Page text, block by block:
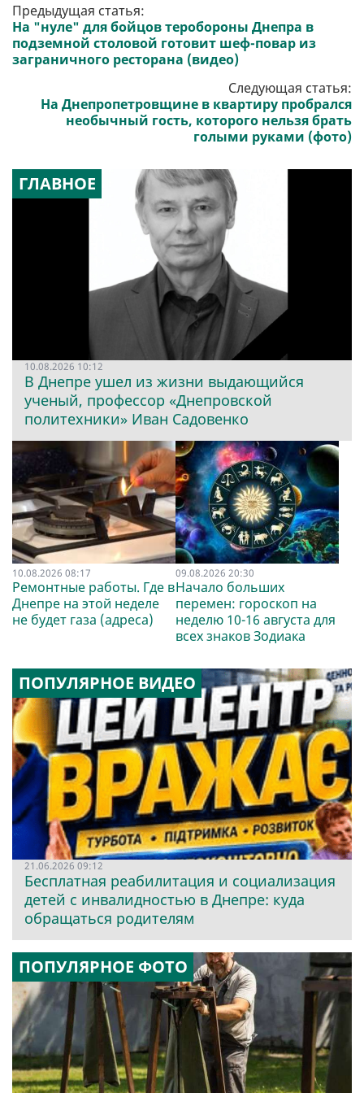
Предыдущая статья:
На "нуле" для бойцов теробороны Днепра в
подземной столовой готовит шеф-повар из
заграничного ресторана (видео)
Следующая статья:
На Днепропетровщине в квартиру пробрался
необычный гость, которого нельзя брать
голыми руками (фото)
ГЛАВНОЕ
10.08.2026 10:12
В Днепре ушел из жизни выдающийся
ученый, профессор «Днепровской
политехники» Иван Садовенко
10.08.2026 08:17
Ремонтные работы. Где в
Днепре на этой неделе
не будет газа (адреса)
09.08.2026 20:30
Начало больших
перемен: гороскоп на
неделю 10-16 августа для
всех знаков Зодиака
ПОПУЛЯРНОЕ ВИДЕО
21.06.2026 09:12
Бесплатная реабилитация и социализация
детей с инвалидностью в Днепре: куда
обращаться родителям
ПОПУЛЯРНОЕ ФОТО